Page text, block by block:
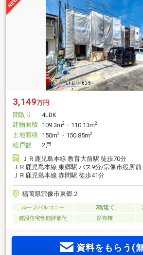
3,149万円
間取り
4LDK
建物面積 109.3m2 ・110.13m2
土地面積 150m2 ・150.85m2
総戸数
2戸
ＪＲ鹿児島本線 教育大前駅 徒歩70分
ＪＲ鹿児島本線 東郷駅 バス9分/宗像市役所前
ＪＲ鹿児島本線 赤間駅 徒歩41分
福岡県宗像市東郷２
ルーフバルコニー 2階建て
建設住宅性能評価付
所有権
資料をもらう(